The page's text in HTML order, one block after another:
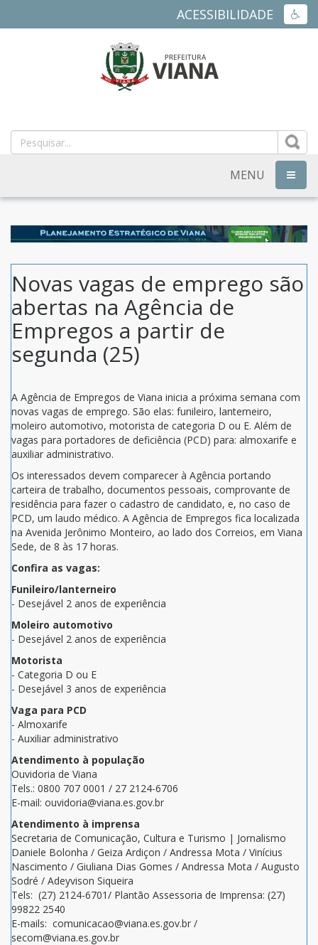
ACESSIBILIDADE
MUNICIPAL
DE
VIANA
ES
MENU
Novas vagas de emprego são
abertas na Agência de
Empregos a partir de
segunda (25)
A Agência de Empregos de Viana inicia a próxima semana com
novas vagas de emprego. São elas: funileiro, lanterneiro,
moleiro automotivo, motorista de categoria D ou E. Além de
vagas para portadores de deficiência (PCD) para: almoxarife e
auxiliar administrativo.
Os interessados devem comparecer à Agência portando
carteira de trabalho, documentos pessoais, comprovante de
residência para fazer o cadastro de candidato, e, no caso de
PCD, um laudo médico. A Agência de Empregos fica localizada
na Avenida Jerônimo Monteiro, ao lado dos Correios, em Viana
Sede, de 8 às 17 horas.
Confira as vagas:
Funileiro/lanterneiro
- Desejável 2 anos de experiência
Moleiro automotivo
- Desejável 2 anos de experiência
Motorista
- Categoria D ou E
- Desejável 3 anos de experiência
Vaga para PCD
- Almoxarife
- Auxiliar administrativo
Atendimento à população
Ouvidoria de Viana
Tels.: 0800 707 0001 / 27 2124-6706
E-mail: ouvidoria@viana.es.gov.br
Atendimento à imprensa
Secretaria de Comunicação, Cultura e Turismo | Jornalismo
Daniele Bolonha / Geiza Ardiçon / Andressa Mota / Vinícius
Nascimento / Giuliana Dias Gomes / Andressa Mota / Augusto
Sodré / Adeyvison Siqueira
Tels: (27) 2124-6701/ Plantão Assessoria de Imprensa: (27)
99822 2540
E-mails: comunicacao@viana.es.gov.br /
secom@viana.es.gov.br